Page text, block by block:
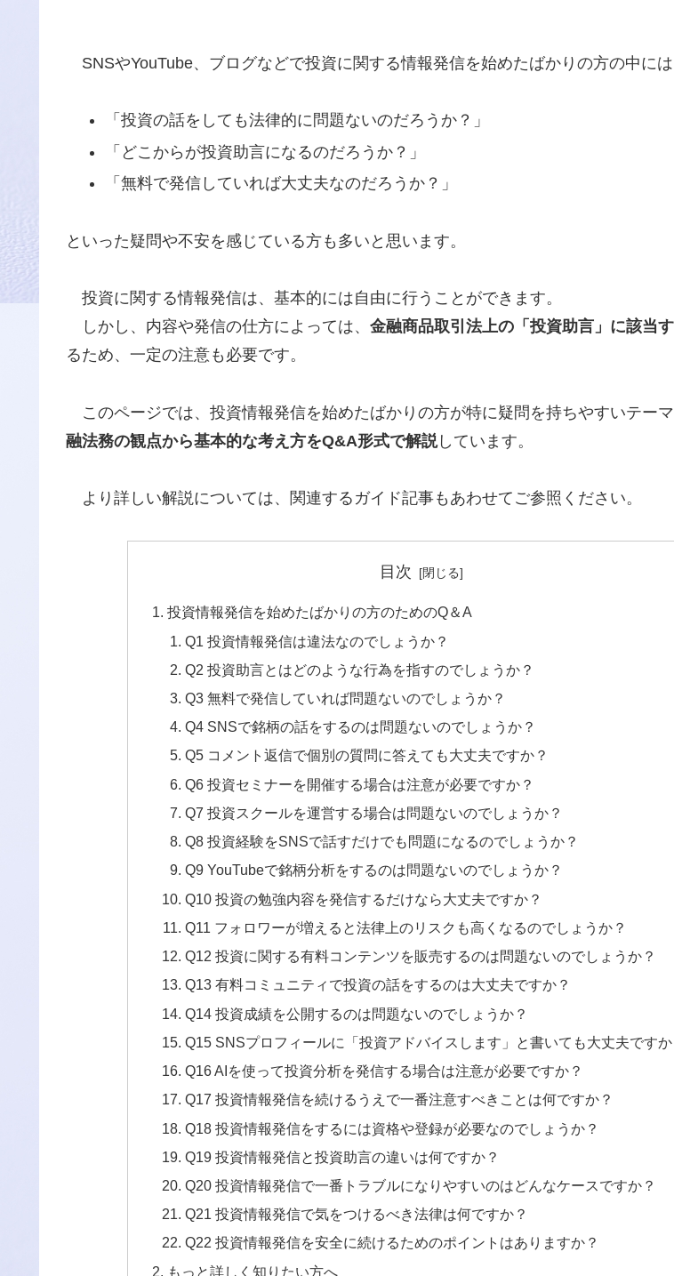
SNSやYouTube、ブログなどで投資に関する情報発信を始めたばかりの方の中には
「投資の話をしても法律的に問題ないのだろうか？」
「どこからが投資助言になるのだろうか？」
「無料で発信していれば大丈夫なのだろうか？」
といった疑問や不安を感じている方も多いと思います。
投資に関する情報発信は、基本的には自由に行うことができます。
しかし、内容や発信の仕方によっては、 金融商品取引法上の「投資助言」に該当
るため、一定の注意も必要です。
このページでは、投資情報発信を始めたばかりの方が特に疑問を持ちやすいテーマ
融法務の観点から基本的な考え方をQ&A形式で解説しています。
より詳しい解説については、関連するガイド記事もあわせてご参照ください。
目次
投資情報発信を始めたばかりの方のためのQ＆A
Q1 投資情報発信は違法なのでしょうか？
Q2 投資助言とはどのような行為を指すのでしょうか？
Q3 無料で発信していれば問題ないのでしょうか？
Q4 SNSで銘柄の話をするのは問題ないのでしょうか？
Q5 コメント返信で個別の質問に答えても大丈夫ですか？
Q6 投資セミナーを開催する場合は注意が必要ですか？
Q7 投資スクールを運営する場合は問題ないのでしょうか？
Q8 投資経験をSNSで話すだけでも問題になるのでしょうか？
Q9 YouTubeで銘柄分析をするのは問題ないのでしょうか？
Q10 投資の勉強内容を発信するだけなら大丈夫ですか？
Q11 フォロワーが増えると法律上のリスクも高くなるのでしょうか？
Q12 投資に関する有料コンテンツを販売するのは問題ないのでしょうか？
Q13 有料コミュニティで投資の話をするのは大丈夫ですか？
Q14 投資成績を公開するのは問題ないのでしょうか？
Q15 SNSプロフィールに「投資アドバイスします」と書いても大丈夫ですか
Q16 AIを使って投資分析を発信する場合は注意が必要ですか？
Q17 投資情報発信を続けるうえで一番注意すべきことは何ですか？
Q18 投資情報発信をするには資格や登録が必要なのでしょうか？
Q19 投資情報発信と投資助言の違いは何ですか？
Q20 投資情報発信で一番トラブルになりやすいのはどんなケースですか？
Q21 投資情報発信で気をつけるべき法律は何ですか？
Q22 投資情報発信を安全に続けるためのポイントはありますか？
もっと詳しく知りたい方へ